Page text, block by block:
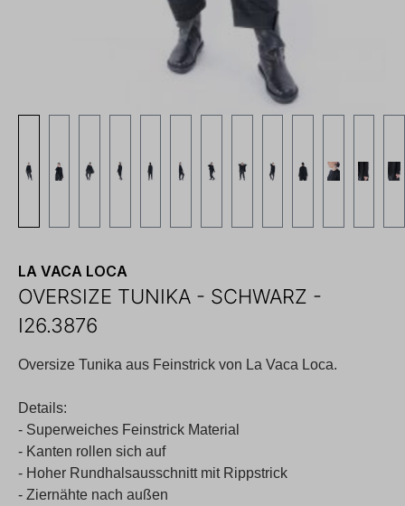
LA VACA LOCA
OVERSIZE TUNIKA - SCHWARZ -
I26.3876
Oversize Tunika aus Feinstrick von La Vaca Loca.
Details:
- Superweiches Feinstrick Material
- Kanten rollen sich auf
- Hoher Rundhalsausschnitt mit Rippstrick
- Ziernähte nach außen